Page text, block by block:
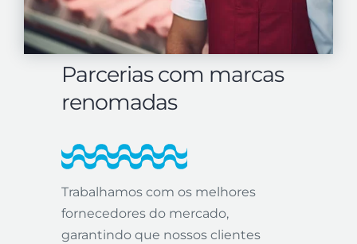
Parcerias com marcas
renomadas
Trabalhamos com os melhores
fornecedores do mercado,
garantindo que nossos clientes